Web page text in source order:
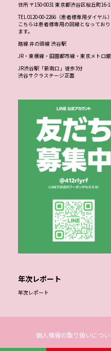
住所 〒150-0031 東京都渋谷区桜丘町16-
TEL 0120-00-2266（患者様専用ダイヤル）
こちらは患者様専用の回線となってお
ます。
路線 井の頭線 渋谷駅
JR・東横線・田園都市線・東京メトロ
JR渋谷駅「新南口」徒歩3分
渋谷サクラステージ正面
年次レポート
年次レポート
個人情報の取り扱いについ